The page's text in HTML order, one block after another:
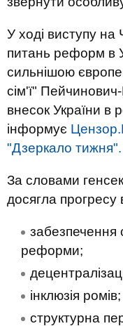
У ході виступу на
питань реформ в
сильнішою
сім'ї"
внесок України в
інформує
"Дзеркало тижня".
За словами
досягла
забезпечення
реформи;
інклюзія ромів;
структурна